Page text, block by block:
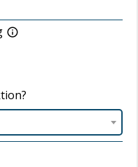
info_outline